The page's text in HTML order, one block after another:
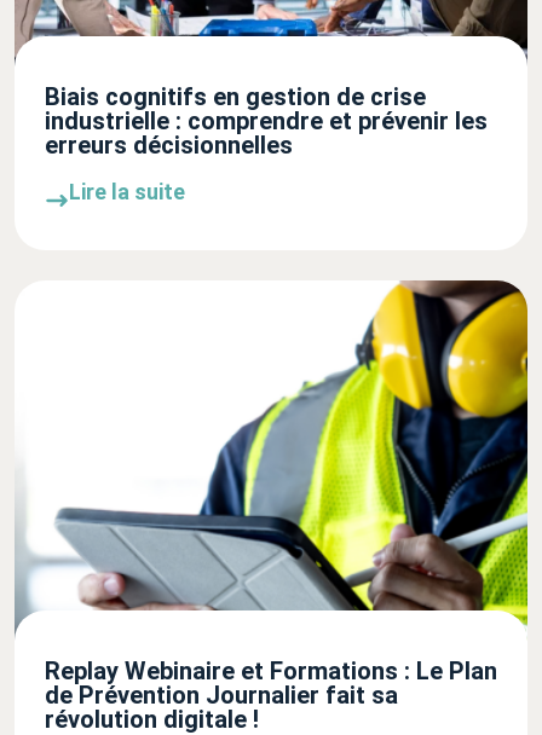
Biais cognitifs en gestion de crise
industrielle : comprendre et prévenir les
erreurs décisionnelles
Lire la suite
Replay Webinaire et Formations : Le Plan
de Prévention Journalier fait sa
révolution digitale !